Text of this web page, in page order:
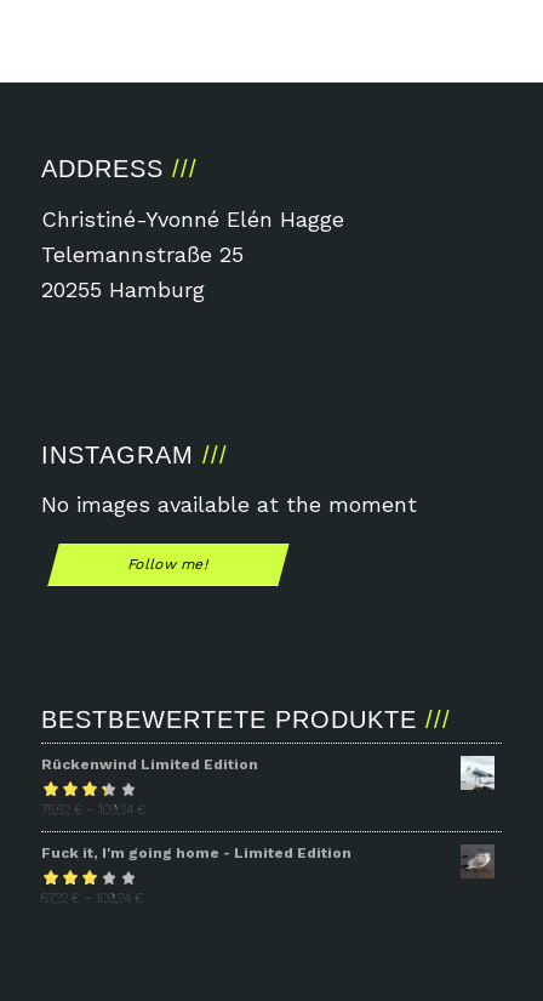
ADDRESS
Christiné-Yvonné Elén Hagge
Telemannstraße 25
20255 Hamburg
INSTAGRAM
No images available at the moment
Follow me!
BESTBEWERTETE PRODUKTE
Rückenwind Limited Edition
Bewertet
mit3.31
von 5
75,62 € – 109,24 €
Fuck it, I'm going home - Limited Edition
Bewertet
67,22 € – 109,24 €